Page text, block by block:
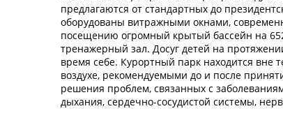
предлагаются от стандартных до
оборудованы витражными окнами,
посещению огромный крытый бассейн на
тренажерный зал. Досуг детей на
время себе. Курортный парк находится вне
воздухе, рекомендуемыми до и после
решения проблем, связанных с
дыхания, сердечно-сосудистой системы,